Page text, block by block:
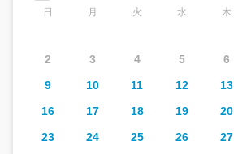
日 月 火 水 木
2
3 4 5 6
9
10 11 12 13
16
17 18 19 20
23
24 25 26 27